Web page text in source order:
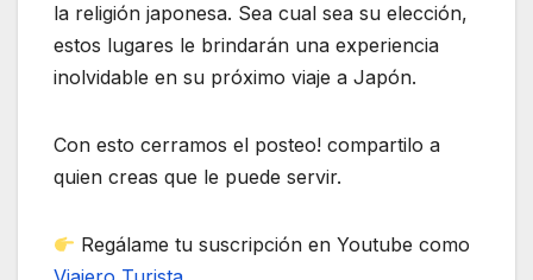
la religión japonesa. Sea cual sea su elección,
estos lugares le brindarán una experiencia
inolvidable en su próximo viaje a Japón.
Con esto cerramos el posteo! compartilo a
quien creas que le puede servir.
Regálame tu suscripción en Youtube como